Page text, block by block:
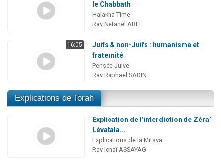
le Chabbath
Halakha Time
Rav Netanel ARFI
16:05
Juifs & non-Juifs : humanisme et
fraternité
Pensée Juive
Rav Raphaël SADIN
Explications de Torah
Explication de l’interdiction de Zéra’
Lévatala...
Explications de la Mitsva
Rav Ichaï ASSAYAG